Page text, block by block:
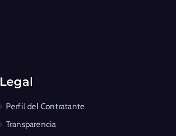
Legal
Perfil del Contratante
Transparencia